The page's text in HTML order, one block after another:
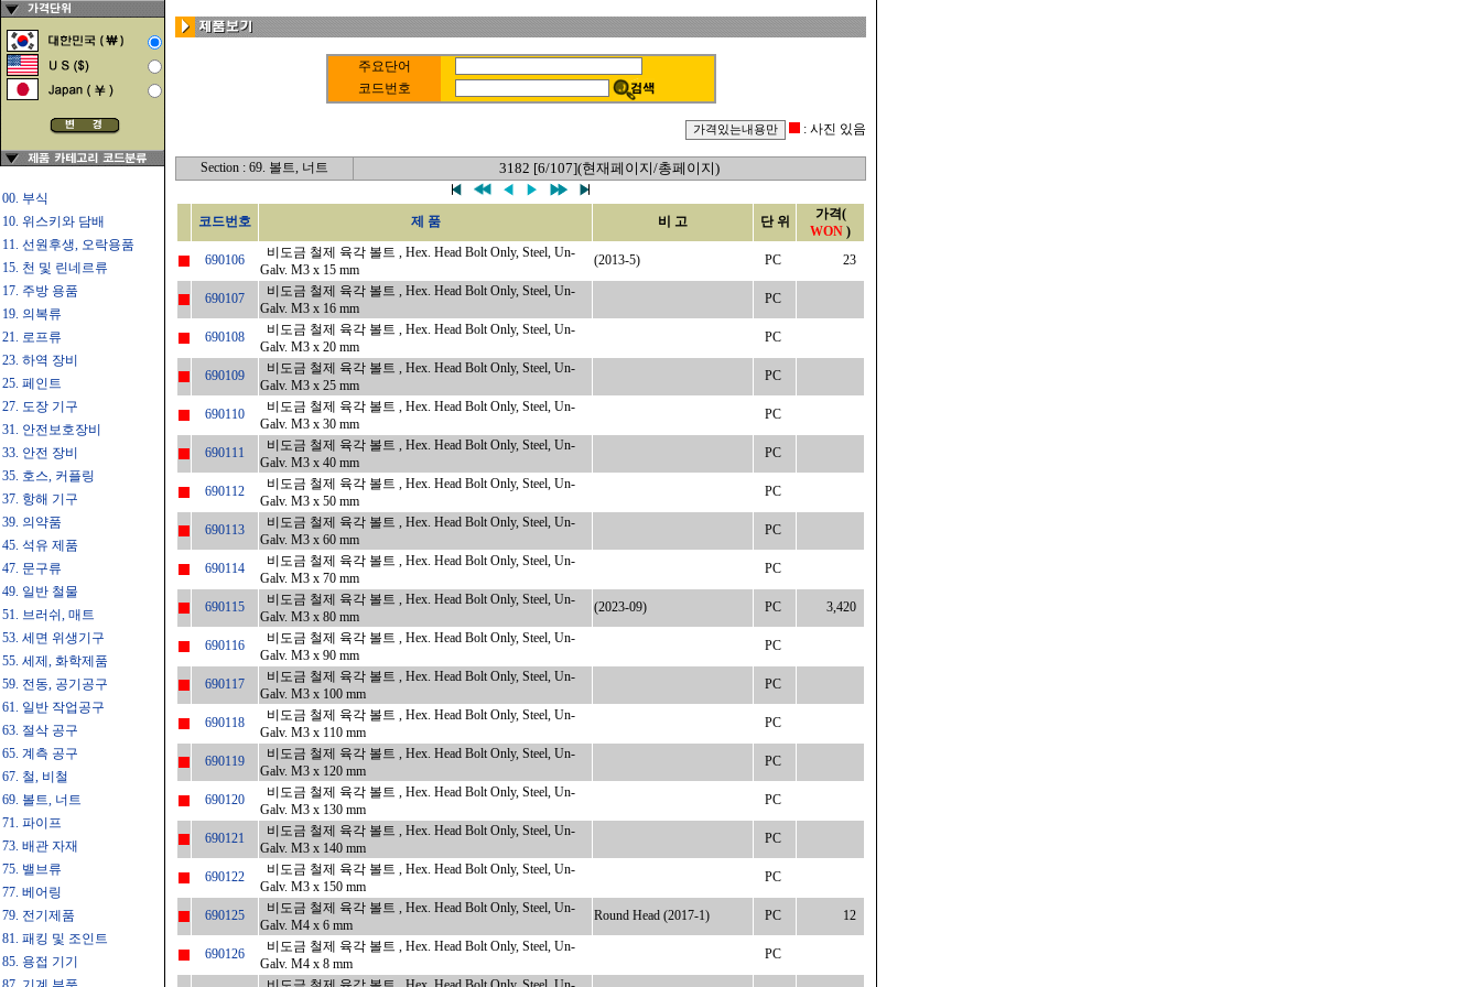
00. 부식
10. 위스키와 담배
11. 선원후생, 오락용품
15. 천 및 린네르류
17. 주방 용품
19. 의복류
21. 로프류
23. 하역 장비
25. 페인트
27. 도장 기구
31. 안전보호장비
33. 안전 장비
35. 호스, 커플링
37. 항해 기구
39. 의약품
45. 석유 제품
47. 문구류
49. 일반 철물
51. 브러쉬, 매트
53. 세면 위생기구
55. 세제, 화학제품
59. 전동, 공기공구
61. 일반 작업공구
63. 절삭 공구
65. 계측 공구
67. 철, 비철
69. 볼트, 너트
71. 파이프
73. 배관 자재
75. 밸브류
77. 베어링
79. 전기제품
81. 패킹 및 조인트
85. 용접 기기
주요단어
코드번호
: 사진 있음
Section : 69. 볼트, 너트 3182 [6/107](현재페이지/총페이지)
코드번호 제 품 비 고 단 위
가격(
WON )
690106
비도금 철제 육각 볼트 , Hex. Head Bolt Only, Steel, Un-
Galv. M3 x 15 mm
(2013-5) PC 23
690107
비도금 철제 육각 볼트 , Hex. Head Bolt Only, Steel, Un-
Galv. M3 x 16 mm
PC
690108
비도금 철제 육각 볼트 , Hex. Head Bolt Only, Steel, Un-
Galv. M3 x 20 mm
PC
690109
비도금 철제 육각 볼트 , Hex. Head Bolt Only, Steel, Un-
Galv. M3 x 25 mm
PC
690110
비도금 철제 육각 볼트 , Hex. Head Bolt Only, Steel, Un-
Galv. M3 x 30 mm
PC
690111
비도금 철제 육각 볼트 , Hex. Head Bolt Only, Steel, Un-
Galv. M3 x 40 mm
PC
690112
비도금 철제 육각 볼트 , Hex. Head Bolt Only, Steel, Un-
Galv. M3 x 50 mm
PC
690113
비도금 철제 육각 볼트 , Hex. Head Bolt Only, Steel, Un-
Galv. M3 x 60 mm
PC
690114
비도금 철제 육각 볼트 , Hex. Head Bolt Only, Steel, Un-
Galv. M3 x 70 mm
PC
690115
비도금 철제 육각 볼트 , Hex. Head Bolt Only, Steel, Un-
Galv. M3 x 80 mm
(2023-09) PC 3,420
690116
비도금 철제 육각 볼트 , Hex. Head Bolt Only, Steel, Un-
Galv. M3 x 90 mm
PC
690117
비도금 철제 육각 볼트 , Hex. Head Bolt Only, Steel, Un-
Galv. M3 x 100 mm
PC
690118
비도금 철제 육각 볼트 , Hex. Head Bolt Only, Steel, Un-
Galv. M3 x 110 mm
PC
690119
비도금 철제 육각 볼트 , Hex. Head Bolt Only, Steel, Un-
Galv. M3 x 120 mm
PC
690120
비도금 철제 육각 볼트 , Hex. Head Bolt Only, Steel, Un-
Galv. M3 x 130 mm
PC
690121
비도금 철제 육각 볼트 , Hex. Head Bolt Only, Steel, Un-
Galv. M3 x 140 mm
PC
690122
비도금 철제 육각 볼트 , Hex. Head Bolt Only, Steel, Un-
Galv. M3 x 150 mm
PC
690125
비도금 철제 육각 볼트 , Hex. Head Bolt Only, Steel, Un-
Galv. M4 x 6 mm
Round Head (2017-1) PC 12
690126
비도금 철제 육각 볼트 , Hex. Head Bolt Only, Steel, Un-
Galv. M4 x 8 mm
PC